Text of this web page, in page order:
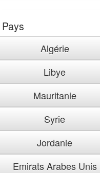
Pays
Algérie
Libye
Mauritanie
Syrie
Jordanie
Emirats Arabes Unis